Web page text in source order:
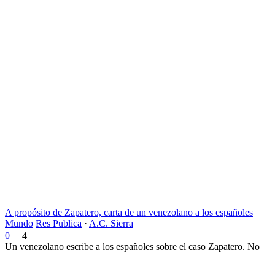
A propósito de Zapatero, carta de un venezolano a los españoles
Mundo Res Publica · A.C. Sierra
0
4
Un venezolano escribe a los españoles sobre el caso Zapatero. No